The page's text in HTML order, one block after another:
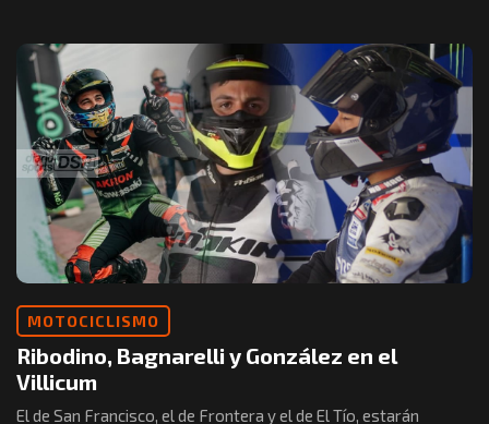
MOTOCICLISMO
Ribodino, Bagnarelli y González en el
Villicum
El de San Francisco, el de Frontera y el de El Tío, estarán